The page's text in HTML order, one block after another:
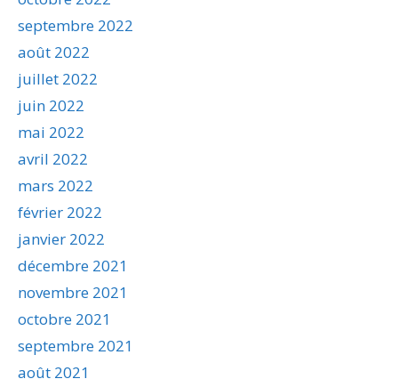
septembre 2022
août 2022
juillet 2022
juin 2022
mai 2022
avril 2022
mars 2022
février 2022
janvier 2022
décembre 2021
novembre 2021
octobre 2021
septembre 2021
août 2021